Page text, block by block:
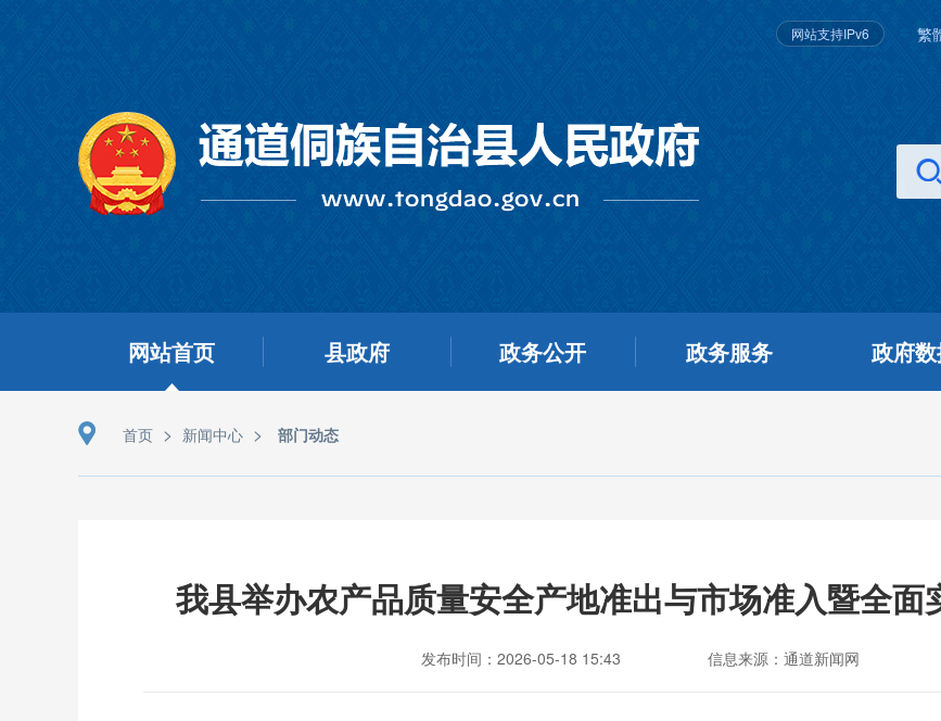
网站支持IPv6 繁
网站首页 县政府 政务公开 政务服务 政府
首页 > 新闻中心 > 部门动态
我县举办农产品质量安全产地准出与市场准入暨全面
发布时间：2026-05-18 15:43 信息来源：通道新闻网